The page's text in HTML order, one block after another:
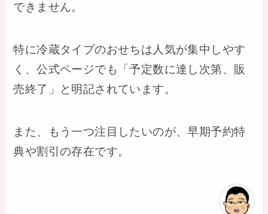
できません。
特に冷蔵タイプのおせちは人気が集中しやす
く、公式ページでも「予定数に達し次第、販
売終了」と明記されています。
また、もう一つ注目したいのが、早期予約特
典や割引の存在です。